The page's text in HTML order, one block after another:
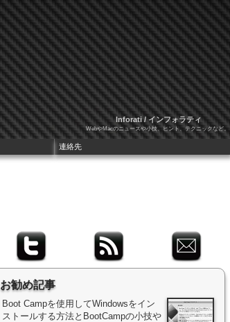
Inforati / インフォラティ
WebやMacのニュースや小技、ヒント、テクニックなど。
お勧め記事
Boot Campを使用してWindowsをイン
ストールする方法とBootCampの小技や
連絡先